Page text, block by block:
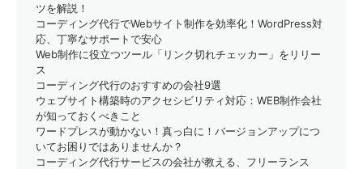
ツを解説！
コーディング代行でWebサイト制作を効率化！WordPress対
応、丁寧なサポートで安心
Web制作に役立つツール「リンク切れチェッカー」をリリー
ス
コーディング代行のおすすめの会社9選
ウェブサイト構築時のアクセシビリティ対応：WEB制作会社
が知っておくべきこと
ワードプレスが動かない！真っ白に！バージョンアップにつ
いてお困りではありませんか？
コーディング代行サービスの会社が教える、フリーランス